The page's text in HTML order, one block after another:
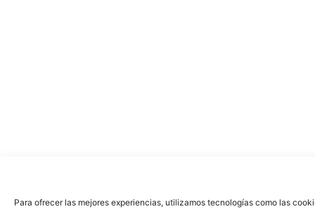
Para ofrecer las mejores experiencias, utilizamos tecnologías como las